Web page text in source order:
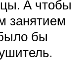
А чтобы
занятием
бы